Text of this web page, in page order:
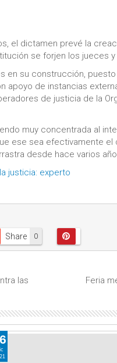
el dictamen prevé la
se forjen los jueces
en su construcción,
de instancias
de justicia de la
muy concentrada al
ese sea efectivamente
desde hace varios
justicia: experto
0
Share
las
Feria